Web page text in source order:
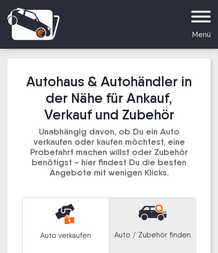
Menü
Autohaus & Autohändler in
der Nähe für Ankauf,
Verkauf und Zubehör
Unabhängig davon, ob Du ein Auto
verkaufen oder kaufen möchtest, eine
Probefahrt machen willst oder Zubehör
benötigst - hier findest Du die besten
Angebote mit wenigen Klicks.
Auto verkaufen Auto / Zubehör finden